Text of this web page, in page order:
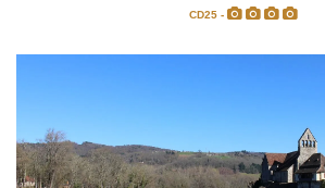
CD25 -